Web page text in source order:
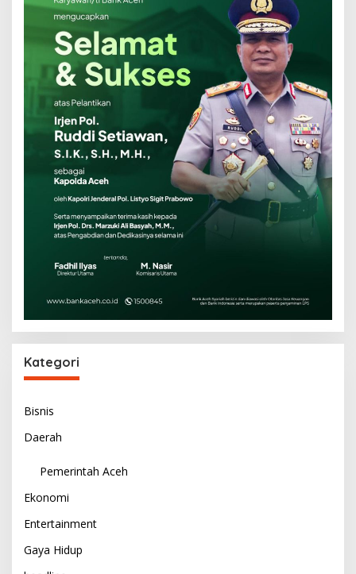
Kategori
Bisnis
Daerah
Pemerintah Aceh
Ekonomi
Entertainment
Gaya Hidup